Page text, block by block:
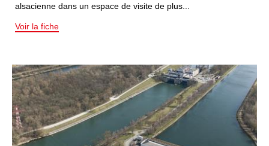
alsacienne dans un espace de visite de plus...
Voir la fiche